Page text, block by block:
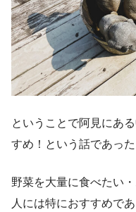
ということで阿見にあ
すめ！という話であった
野菜を大量に食べたい
人には特におすすめであ